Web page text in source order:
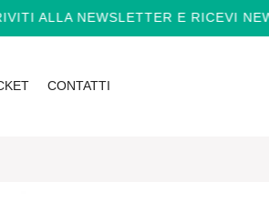
ALLA NEWSLETTER E RICEVI
CONTATTI